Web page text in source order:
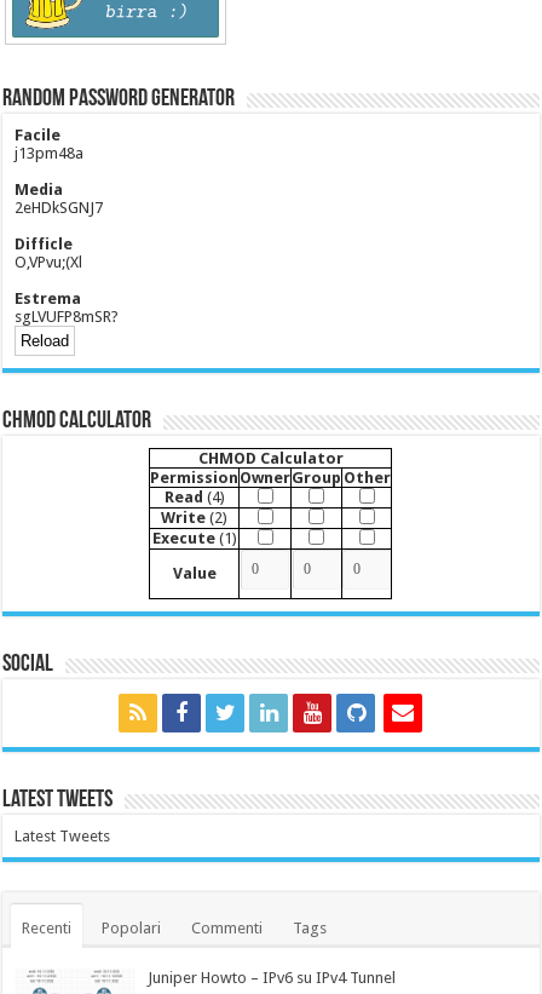
Random Password Generator
Facile
j13pm48a
Media
2eHDkSGNJ7
Difficle
O,VPvu;(Xl
Estrema
sgLVUFP8mSR?
CHMOD Calculator
CHMOD Calculator
Permission OwnerGroup Other
Read (4)
Write (2)
Execute(1)
Value
Social
Latest Tweets
Latest Tweets
Recenti Popolari Commenti Tags
Juniper Howto – IPv6 su IPv4 Tunnel